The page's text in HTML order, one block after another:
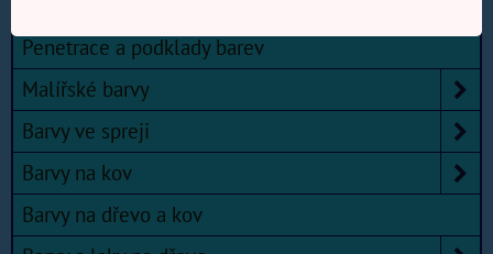
Penetrace a podklady barev
Malířské barvy
Barvy ve spreji
Barvy na kov
Barvy na dřevo a kov